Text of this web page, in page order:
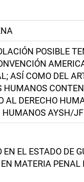
POSIBLE
ASÍ COMO DEL
HUMANOS
DERECHO
HUMANOS AYSH/
EL ESTADO DE
MATERIA